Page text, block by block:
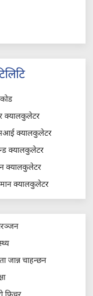
क्यालकुलेटर
क्यालकुलेटर
क्यालकुलेटर
क्यालकुलेटर
क्यालकुलेटर
जान्न चाहन्छन